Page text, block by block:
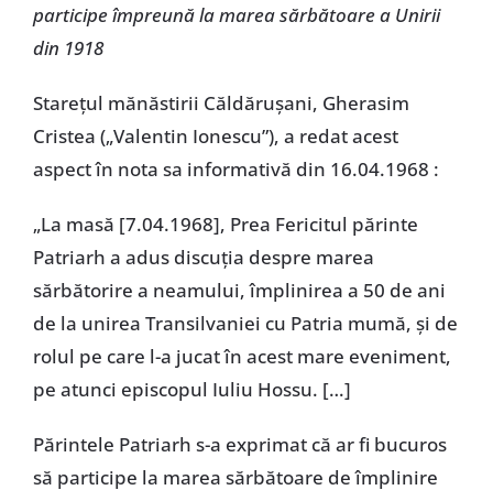
participe împreună la marea sărbătoare a Unirii
din 1918
Starețul mănăstirii Căldărușani, Gherasim
Cristea („Valentin Ionescu”), a redat acest
aspect în nota sa informativă din 16.04.1968 :
„La masă [7.04.1968], Prea Fericitul părinte
Patriarh a adus discuția despre marea
sărbătorire a neamului, împlinirea a 50 de ani
de la unirea Transilvaniei cu Patria mumă, și de
rolul pe care l-a jucat în acest mare eveniment,
pe atunci episcopul Iuliu Hossu. […]
Părintele Patriarh s-a exprimat că ar fi bucuros
să participe la marea sărbătoare de împlinire